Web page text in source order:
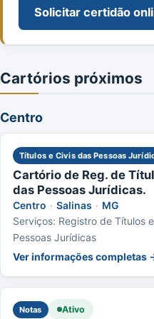
Solicitar certidão
Cartórios próximos
Centro
Títulos e Civis das Pessoas
Cartório de Reg. de
das Pessoas Jurídicas.
Centro · Salinas · MG
Serviços: Registro de Títulos
Pessoas Jurídicas
Ver informações completas
Notas Ativo